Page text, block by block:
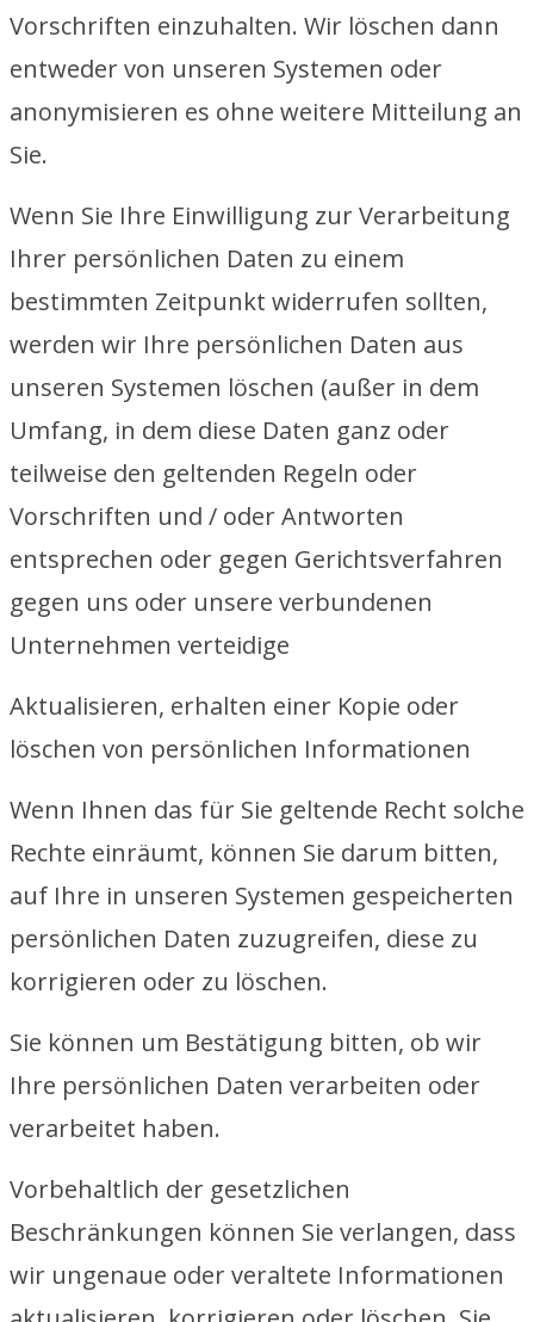
Vorschriften einzuhalten. Wir löschen dann
entweder von unseren Systemen oder
anonymisieren es ohne weitere Mitteilung an
Sie.
Wenn Sie Ihre Einwilligung zur Verarbeitung
Ihrer persönlichen Daten zu einem
bestimmten Zeitpunkt widerrufen sollten,
werden wir Ihre persönlichen Daten aus
unseren Systemen löschen (außer in dem
Umfang, in dem diese Daten ganz oder
teilweise den geltenden Regeln oder
Vorschriften und / oder Antworten
entsprechen oder gegen Gerichtsverfahren
gegen uns oder unsere verbundenen
Unternehmen verteidige
Aktualisieren, erhalten einer Kopie oder
löschen von persönlichen Informationen
Wenn Ihnen das für Sie geltende Recht solche
Rechte einräumt, können Sie darum bitten,
auf Ihre in unseren Systemen gespeicherten
persönlichen Daten zuzugreifen, diese zu
korrigieren oder zu löschen.
Sie können um Bestätigung bitten, ob wir
Ihre persönlichen Daten verarbeiten oder
verarbeitet haben.
Vorbehaltlich der gesetzlichen
Beschränkungen können Sie verlangen, dass
wir ungenaue oder veraltete Informationen